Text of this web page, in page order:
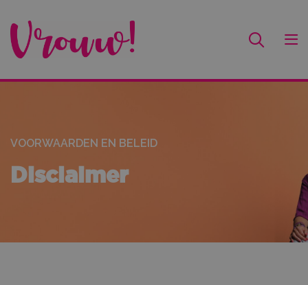
VOORWAARDEN EN BELEID
Disclaimer